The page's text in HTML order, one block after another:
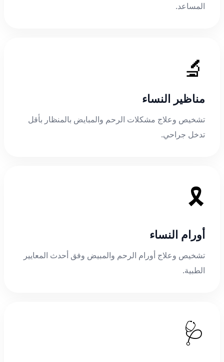
المساعد.
🔬
مناظير النساء
تشخيص وعلاج مشكلات الرحم والمبايض بالمنظار بأقل
تدخل جراحي.
🎗️
أورام النساء
تشخيص وعلاج أورام الرحم والمبيض وفق أحدث المعايير
الطبية.
🩺